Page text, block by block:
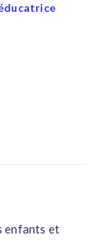
enfants et